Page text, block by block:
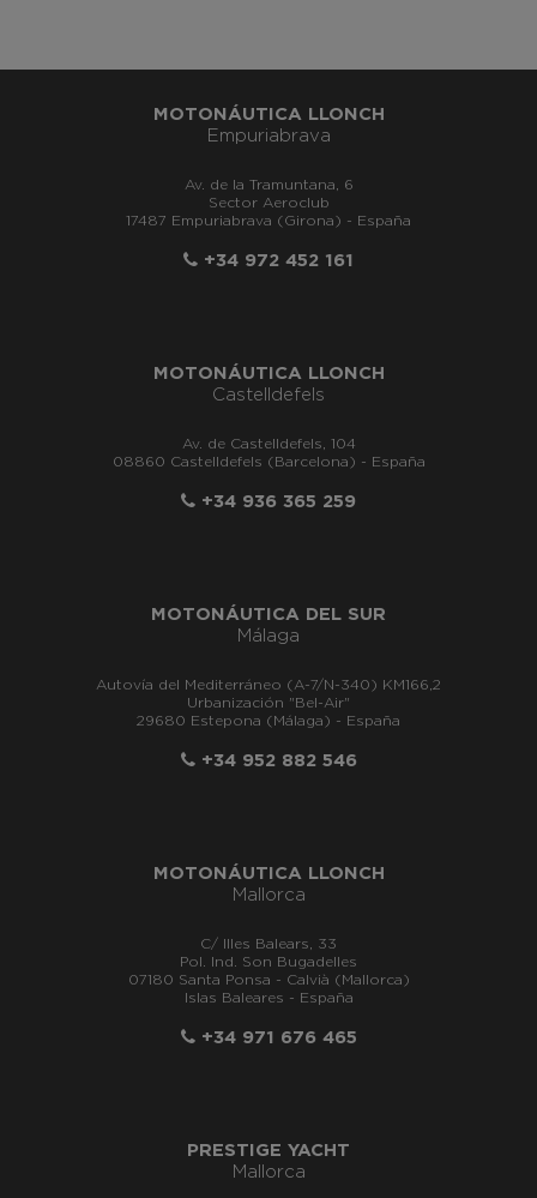
MOTONÁUTICA LLONCH
Empuriabrava
Av. de la Tramuntana, 6
Sector Aeroclub
17487 Empuriabrava (Girona) - España
+34 972 452 161
MOTONÁUTICA LLONCH
Castelldefels
Av. de Castelldefels, 104
08860 Castelldefels (Barcelona) - España
+34 936 365 259
MOTONÁUTICA DEL SUR
Málaga
Autovía del Mediterráneo (A-7/N-340) KM166,2
Urbanización "Bel-Air"
29680 Estepona (Málaga) - España
+34 952 882 546
MOTONÁUTICA LLONCH
Mallorca
C/ Illes Balears, 33
Pol. Ind. Son Bugadelles
07180 Santa Ponsa - Calvià (Mallorca)
Islas Baleares - España
+34 971 676 465
PRESTIGE YACHT
Mallorca